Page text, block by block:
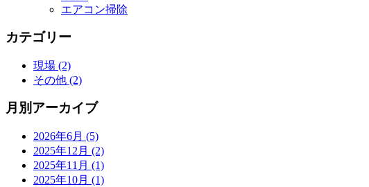
エアコン掃除
カテゴリー
現場 (2)
その他 (2)
月別アーカイブ
2026年6月 (5)
2025年12月 (2)
2025年11月 (1)
2025年10月 (1)